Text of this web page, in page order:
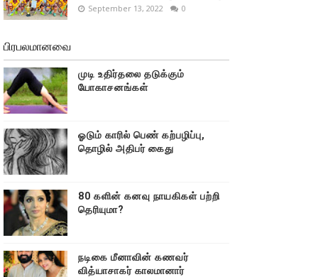
September 13, 2022 0
பிரபலமானவை
முடி உதிர்தலை தடுக்கும்
யோகாசனங்கள்
ஓடும் காரில் பெண் கற்பழிப்பு,
தொழில் அதிபர் கைது
80 களின் கனவு நாயகிகள் பற்றி
தெரியுமா?
நடிகை மீனாவின் கணவர்
வித்யாசாகர் காலமானார்